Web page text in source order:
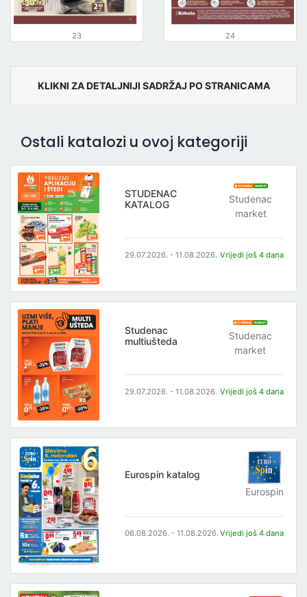
23 24
KLIKNI ZA DETALJNIJI SADRŽAJ PO STRANICAMA
Ostali katalozi u ovoj kategoriji
STUDENAC
KATALOG
Studenac
market
29.07.2026. - 11.08.2026. Vrijedi još 4 dana
Studenac
multiušteda
Studenac
market
29.07.2026. - 11.08.2026. Vrijedi još 4 dana
Eurospin katalog
Eurospin
06.08.2026. - 11.08.2026. Vrijedi još 4 dana